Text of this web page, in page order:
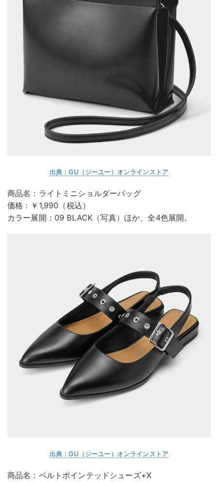
出典：GU（ジーユー）オンラインストア
商品名：ライトミニショルダーバッグ
価格：￥1,990（税込）
カラー展開：09 BLACK（写真）ほか、全4色展開。
出典：GU（ジーユー）オンラインストア
商品名：ベルトポインテッドシューズ+X